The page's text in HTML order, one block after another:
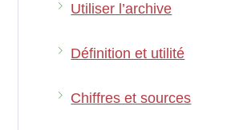
Utiliser l’archive
Définition et utilité
Chiffres et sources